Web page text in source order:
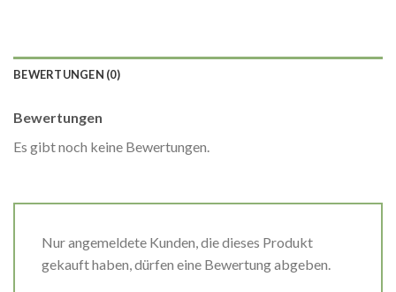
BEWERTUNGEN (0)
Bewertungen
Es gibt noch keine Bewertungen.
Nur angemeldete Kunden, die dieses Produkt
gekauft haben, dürfen eine Bewertung abgeben.